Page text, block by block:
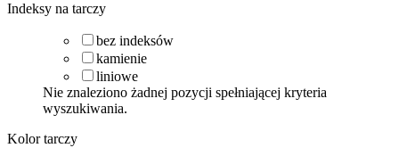
Indeksy na tarczy
bez indeksów
kamienie
liniowe
Nie znaleziono żadnej pozycji spełniającej kryteria
wyszukiwania.
Kolor tarczy